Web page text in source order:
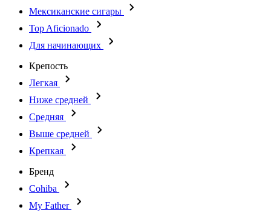
Мексиканские сигары
Top Aficionado
Для начинающих
Крепость
Легкая
Ниже средней
Средняя
Выше средней
Крепкая
Бренд
Cohiba
My Father